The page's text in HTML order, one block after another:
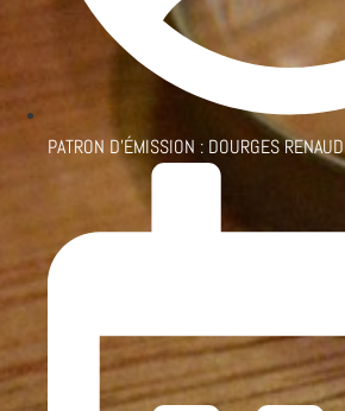
PATRON D'ÉMISSION : DOURGES RENAUD